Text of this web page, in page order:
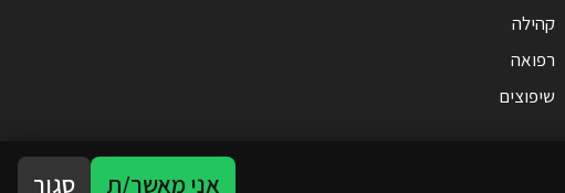
קהילה
רפואה
שיפוצים
אני מאשר/ת סגור